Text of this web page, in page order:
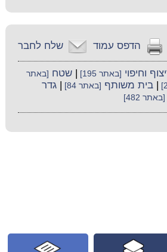
שלח לחבר הדפס עמוד
וחיפוי [באתר 195] |שטח [באתר
|בית משותף [באתר 84] |גדר
[באתר 482]